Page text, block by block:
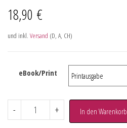
18,90 €
und inkl. Versand (D, A, CH)
eBook/Print
- + In den Warenkorb